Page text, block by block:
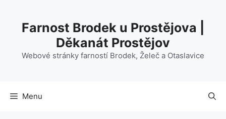
obsahFarnost Brodek u Prostějova |
Děkanát Prostějov
Webové stránky farností Brodek, Želeč a Otaslavice
Menu